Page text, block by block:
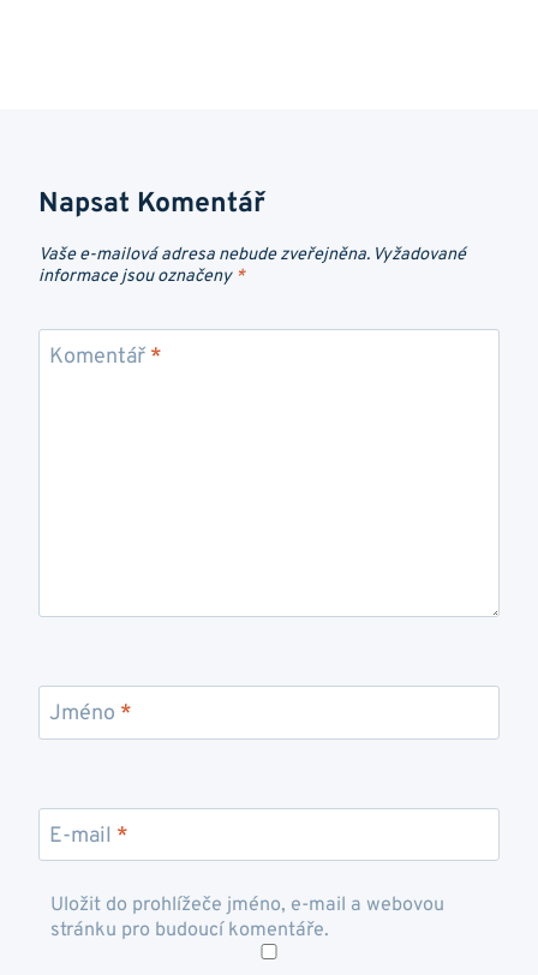
Napsat Komentář
Vaše e-mailová adresa nebude zveřejněna. Vyžadované
informace jsou označeny *
Komentář *
Jméno *
E-mail *
Uložit do prohlížeče jméno, e-mail a webovou
stránku pro budoucí komentáře.